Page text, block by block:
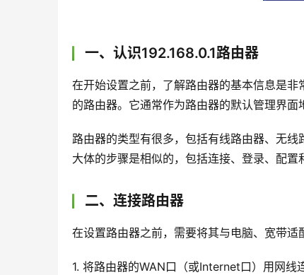
一、认识192.168.0.1路由器
在开始设置之前，了解路由器的基本信息是
的路由器。它通常作为路由器的默认管理界面
路由器的类型有很多，包括有线路由器、无
大体的步骤是相似的，包括连接、登录、配置
二、连接路由器
在设置路由器之前，需要将其与电脑、宽带适
1. 将路由器的WAN口（或Internet口）用网线